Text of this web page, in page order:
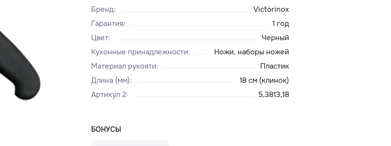
Бренд:
Victorinox
Гарантия:
1 год
Цвет:
Черный
Кухонные принадлежности:
Ножи, наборы ножей
Материал рукояти:
Пластик
Длина (мм):
18 см (клинок)
Артикул 2: 5,3813,18
БОНУСЫ
Доставка и оплата